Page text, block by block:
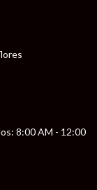
8:00 AM - 12:00